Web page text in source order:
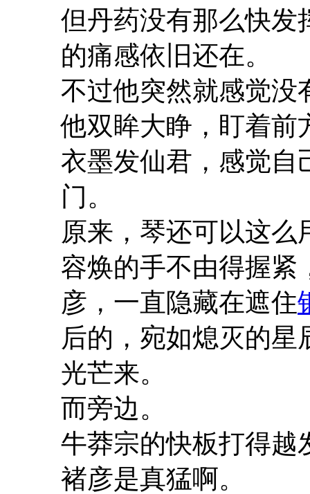
但丹药没有那么快发
的痛感依旧还在。
不过他突然就感觉没
他双眸大睁，盯着前
衣墨发仙君，感觉自
门。
原来，琴还可以这么
容焕的手不由得握紧
彦，一直隐藏在遮住
后的，宛如熄灭的
光芒来。
而旁边。
牛莽宗的快板打得越
褚彦是真猛啊。